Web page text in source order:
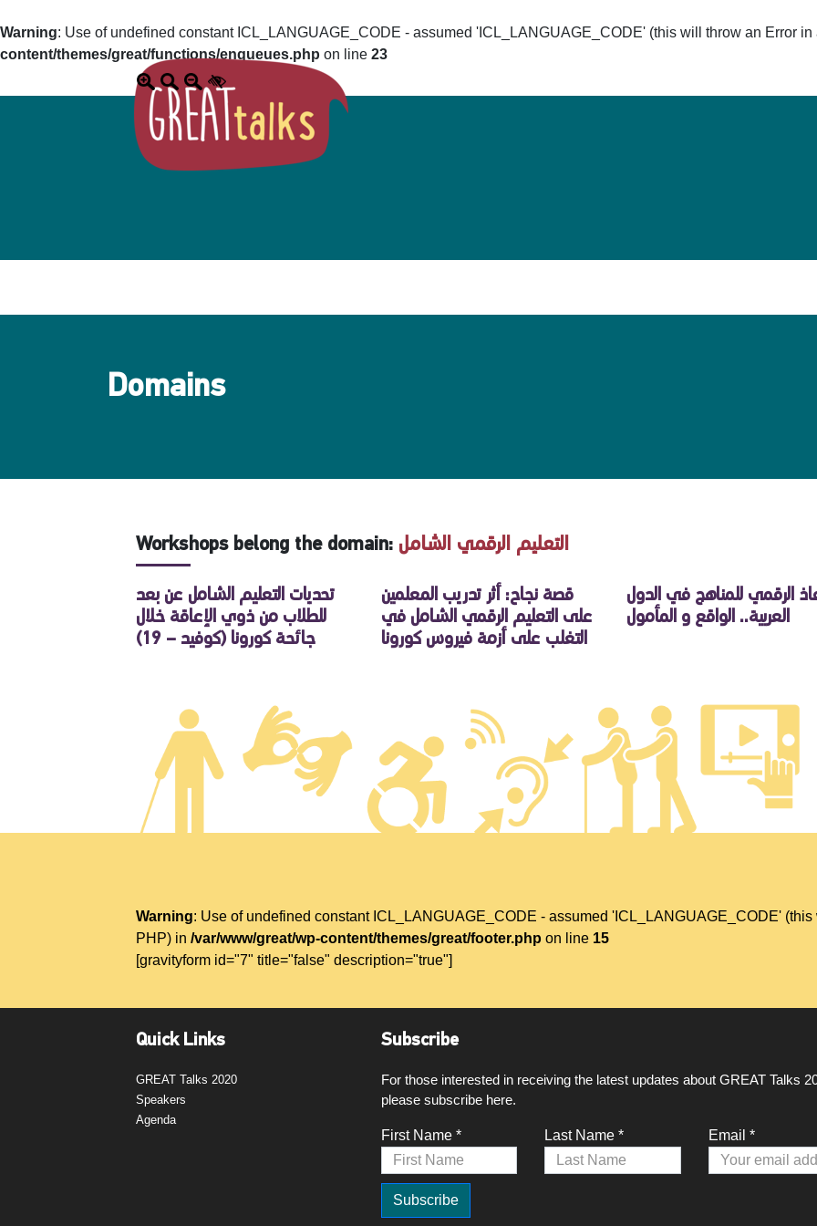
Warning: Use of undefined constant ICL_LANGUAGE_CODE - assumed 'ICL_LANGUAGE_CODE' (this will throw an Error
content/themes/great/functions/enqueues.php on line 23
Domains
Workshops belong the domain: التعليم الرقمي الشامل
تحديات التعليم الشامل عن بعد
للطلاب من ذوي الإعاقة خلال
جائحة كورونا (كوفيد – 19)
قصة نجاح: أثر تدريب المعلمين
على التعليم الرقمي الشامل في
التغلب على أزمة فيروس كورونا
الرقمي للمناهج في الدول
العربية.. الواقع و المأمول
Warning: Use of undefined constant ICL_LANGUAGE_CODE - assumed 'ICL_LANGUAGE_CODE'
PHP) in/var/www/great/wp-content/themes/great/footer.php on line 15
[gravityform id="7" title="false" description="true"]
Quick Links
GREAT Talks 2020
Speakers
Agenda
Subscribe
For those interested in receiving the latest updates about GREAT Talks
please subscribe here.
First Name * Last Name * Email *